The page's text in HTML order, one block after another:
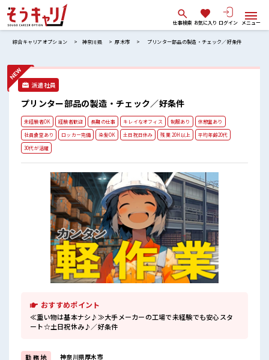
仕事検索 お気に入り ログイン メニュー
綜合キャリアオプション 神奈川県 厚木市 プリンター部品の製造・チェック／好条件
派遣社員
プリンター部品の製造・チェック／好条件
未経験者OK 経験者歓迎 長期の仕事 キレイなオフィス 制服あり
休憩室あり
社員食堂あり
ロッカー完備 染髪OK 土日祝日休み 残業 20H以上
平均年齢20代
30代が活躍
おすすめポイント
≪重い物は基本ナシ♪≫大手メーカーの工場で未経験でも安心スタ
ート☆土日祝休み♪／好条件
勤 務 地
神奈川県厚木市